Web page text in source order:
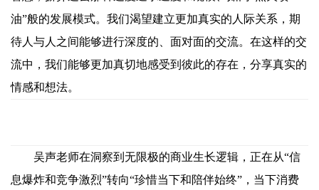
油”般的发展模式。我们渴望建立更加真实的人际关系，期
待人与人之间能够进行深度的、面对面的交流。在这样的交
流中，我们能够更加真切地感受到彼此的存在，分享真实的
情感和想法。
吴声老师在洞察到无限极的商业生长逻辑，正在从“信
息爆炸和竞争激烈”转向“珍惜当下和陪伴始终”，当下消费